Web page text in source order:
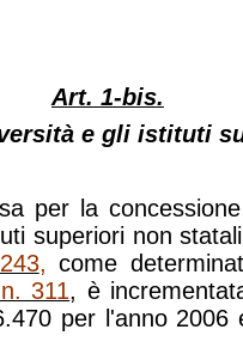
Art. 1-bis.
e gli istituti
per la
superiori non
, come
311, è
per l'anno